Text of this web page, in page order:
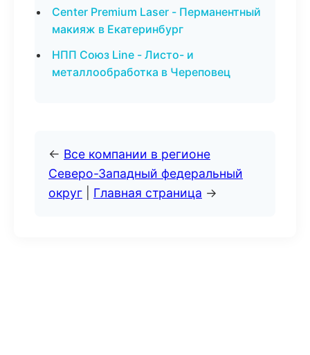
Center Premium Laser - Перманентный
макияж в Екатеринбург
НПП Союз Line - Листо- и
металлообработка в Череповец
← Все компании в регионе
Северо-Западный федеральный
округ
Главная страница →